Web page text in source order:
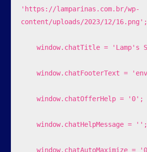
'https://lamparinas.com.br/wp-
content/uploads/2023/12/16.png';
    window.chatTitle = 'Lamp's Sistemas';
    window.chatFooterText = 'enviar ';
    window.chatOfferHelp = '0';
    window.chatHelpMessage = '';
    window.chatAutoMaximize = '0';